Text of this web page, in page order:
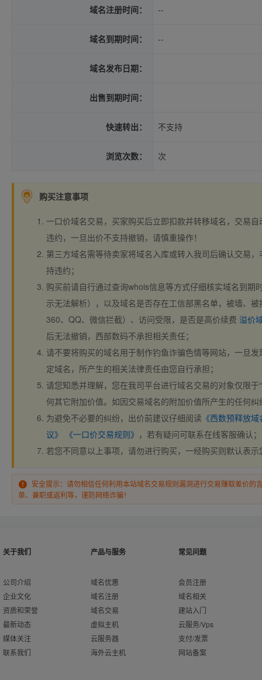
域名注册时间： --
域名到期时间： --
域名发布日期：
出售到期时间：
快速转出： 不支持
浏览次数： 次
购买注意事项
一口价域名交易，买家购买后立即扣款并转移域名，交易
违约，一旦出价不支持撤销，请慎重操作！
第三方域名需等待卖家将域名入库或转入我司后确认交易
持违约；
购买前请自行通过查询whois信息等方式仔细核实域名到期
示无法解析），以及域名是否存在工信部黑名单，被墙、
360、QQ、微信拦截）、访问受限，是否是高价续费 溢价
后无法撤销，西部数码不承担相关责任；
请不要将购买的域名用于制作钓鱼诈骗色情等网站，一旦
定域名，所产生的相关法律责任由您自行承担；
请您知悉并理解，您在我司平台进行域名交易的对象仅限于
何其它附加价值。如因交易域名的附加价值所产生的任何
为避免不必要的纠纷，出价前建议仔细阅读 《西数预释放
议》
《一口价交易规则》 ，若有疑问可联系在线客服确认；
若您不同意以上事项，请勿进行购买，一经购买则默认表
安全提示：请勿相信任何利用本站域名交易规则漏洞进行交易赚取差价的
单、兼职或返利等，谨防网络诈骗！
关于我们
公司介绍
企业文化
资质和荣誉
最新动态
媒体关注
联系我们
产品与服务
域名优惠
域名注册
域名交易
虚拟主机
云服务器
海外云主机
常见问题
会员注册
域名相关
建站入门
云服务/Vps
支付/发票
网站备案